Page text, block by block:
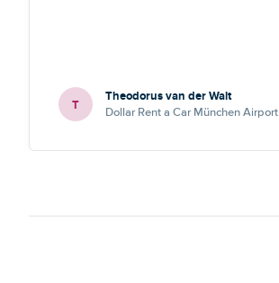
T Theodorus van der Walt
Dollar Rent a Car München Airport